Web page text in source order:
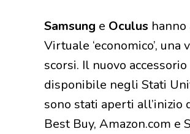
Samsung e Oculus
Virtuale ‘economico’,
scorsi. Il nuovo
disponibile negli Stati
sono stati aperti
Best Buy, Amazon.com